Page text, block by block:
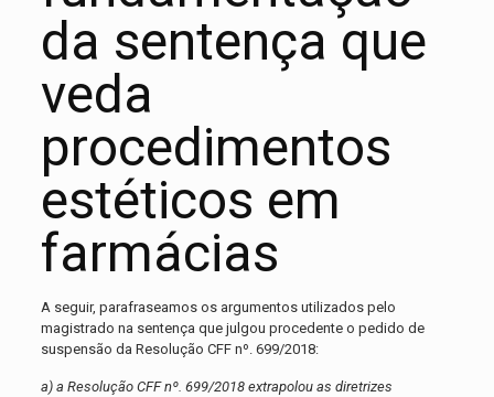
da sentença que
veda
procedimentos
estéticos em
farmácias
A seguir, parafraseamos os argumentos utilizados pelo
magistrado na sentença que julgou procedente o pedido de
suspensão da Resolução CFF nº. 699/2018:
a) a Resolução CFF nº. 699/2018 extrapolou as diretrizes